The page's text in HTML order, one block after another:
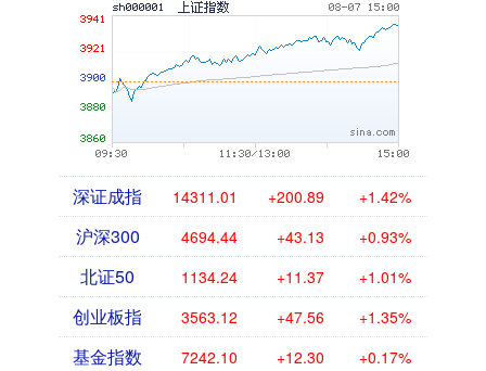
深证成指 14311.01 +200.89 +1.42%
沪深300 4694.44 +43.13 +0.93%
北证50 1134.24 +11.37 +1.01%
创业板指 3563.12 +47.56 +1.35%
基金指数 7242.10 +12.30 +0.17%